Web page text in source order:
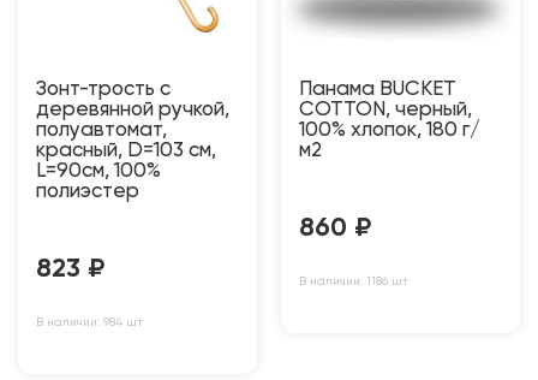
Зонт-трость с
деревянной ручкой,
полуавтомат,
красный, D=103 см,
L=90см, 100%
полиэстер
823 ₽
В наличии: 984 шт
Панама BUCKET
COTTON, черный,
100% хлопок, 180 г/
м2
860 ₽
В наличии: 1186 шт